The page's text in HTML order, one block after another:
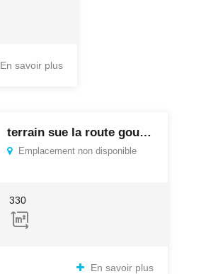
En savoir plus
terrain sue la route goudronné dar allouche
Emplacement non disponible
330
En savoir plus